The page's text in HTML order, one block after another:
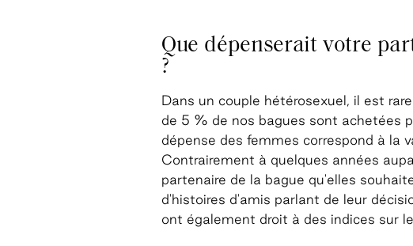
Que dépenserait votre
?
Dans un couple hétérosexuel, il est
de 5 % de nos bagues sont achetées
dépense des femmes correspond à la
Contrairement à quelques années
partenaire de la bague qu'elles
d'histoires d'amis parlant de leur
ont également droit à des indices sur